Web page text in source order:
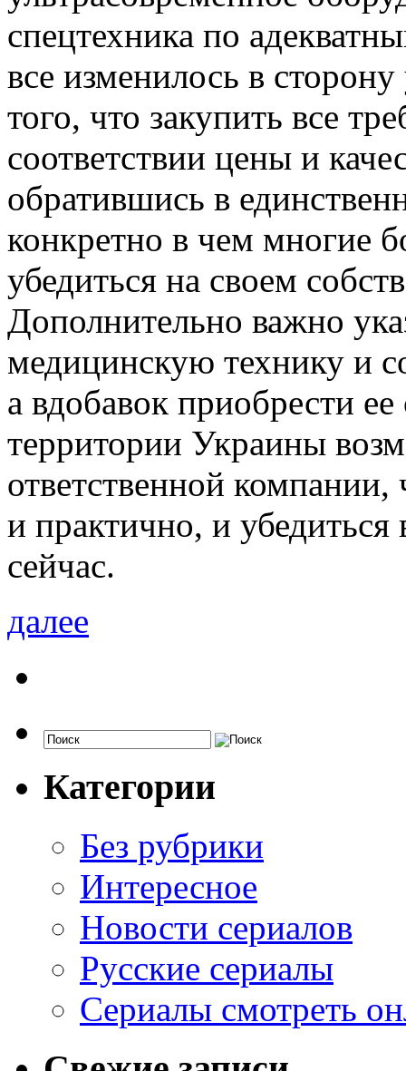
спецтехника по
все изменилось в
того, что закупить все
соответствии цены и
обратившись в
конкретно в чем многие
убедиться на своем
Дополнительно важно
медицинскую технику и
а вдобавок приобрести
территории Украины
ответственной
и практично, и
сейчас.
далее
Категории
Без рубрики
Интересное
Новости сериалов
Русские сериалы
Сериалы смотреть